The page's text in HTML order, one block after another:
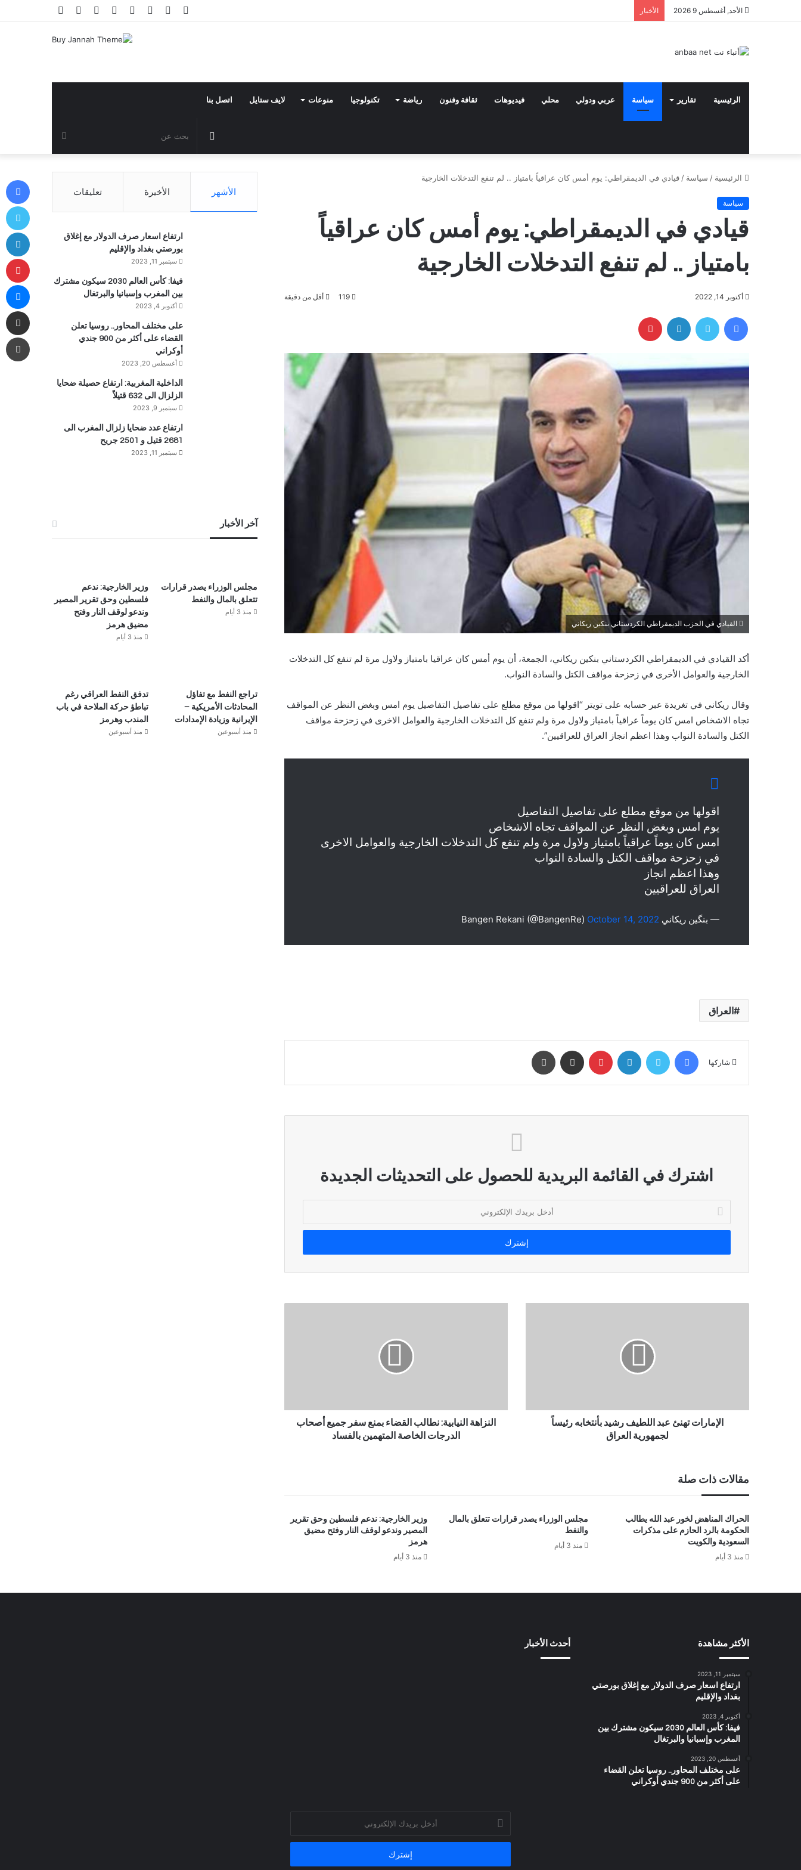
الأحد, أغسطس 9 2026 الأخبار
مقال تسجيل تيلقرام
انستقرام يوتيوب تويترفيسبوك
الرئيسية تقارير سياسة عربي ودولي محلي فيديوهات ثقافة وفنون رياضة تكنولوجيا منوعات لايف ستايل اتصل بنا
عن عشوائي
الرئيسية / سياسة / قيادي في الديمقراطي: يوم أمس كان عراقياً بامتياز .. لم تنفع التدخلات الخارجية
سياسة
قيادي في الديمقراطي: يوم أمس كان عراقياً
بامتياز .. لم تنفع التدخلات الخارجية
أكتوبر 14, 2022 119 أقل من دقيقة
فيسبوك تويتر لينكدإن
القيادي في الحزب الديمقراطي الكردستاني بنكين ريكاني
أكد القيادي في الديمقراطي الكردستاني بنكين ريكاني، الجمعة، أن يوم أمس كان عراقيا بامتياز ولاول مرة لم تنفع كل التدخلات
الخارجية والعوامل الأخرى في زحزحة مواقف الكتل والسادة النواب.
وقال ريكاني في تغريدة عبر حسابه على تويتر “اقولها من موقع مطلع على تفاصيل التفاصيل يوم امس وبغض النظر عن المواقف
تجاه الاشخاص امس كان يوماً عراقياً بامتياز ولاول مرة ولم تنفع كل التدخلات الخارجية والعوامل الاخرى في زحزحة مواقف
الكتل والسادة النواب وهذا اعظم انجاز العراق للعراقيين”.
اقولها من موقع مطلع على تفاصيل التفاصيل
يوم امس وبغض النظر عن المواقف تجاه الاشخاص
امس كان يوماً عراقياً بامتياز ولاول مرة ولم تنفع كل التدخلات الخارجية والعوامل الاخرى
في زحزحة مواقف الكتل والسادة النواب
وهذا اعظم انجاز
العراق للعراقيين
— بنگين ريكاني Bangen Rekani (@BangenRe) October 14, 2022
العراق
شاركها
فيسبوك تويتر لينكدإن بينتيريست مشاركة عبر البريد
اشترك في القائمة البريدية للحصول على التحديثات الجديدة
بريدك
الإلكتروني
الإمارات تهنئ عبد اللطيف رشيد بأنتخابه رئيساً
لجمهورية العراق
النزاهة النيابية: نطالب القضاء بمنع سفر جميع أصحاب
الدرجات الخاصة المتهمين بالفساد
مقالات ذات صلة
الحراك المناهض لخور عبد الله يطالب
الحكومة بالرد الحازم على مذكرات
السعودية والكويت
منذ 3 أيام
مجلس الوزراء يصدر قرارات تتعلق بالمال
والنفط
منذ 3 أيام
وزير الخارجية: ندعم فلسطين وحق تقرير
المصير وندعو لوقف النار وفتح مضيق
هرمز
منذ 3 أيام
الأشهر الأخيرة تعليقات
ارتفاع اسعار صرف الدولار مع إغلاق
بورصتي بغداد والإقليم
سبتمبر 11, 2023
فيفا: كأس العالم 2030 سيكون مشترك
بين المغرب وإسبانيا والبرتغال
أكتوبر 4, 2023
على مختلف المحاور.. روسيا تعلن
القضاء على أكثر من 900 جندي
أوكراني
أغسطس 20, 2023
الداخلية المغربية: ارتفاع حصيلة ضحايا
الزلزال الى 632 قتيلاً
سبتمبر 9, 2023
ارتفاع عدد ضحايا زلزال المغرب الى
2681 قتيل و 2501 جريح
سبتمبر 11, 2023
آخر الأخبار
مجلس الوزراء يصدر قرارات
تتعلق بالمال والنفط
منذ 3 أيام
وزير الخارجية: ندعم
فلسطين وحق تقرير المصير
وندعو لوقف النار وفتح
مضيق هرمز
منذ 3 أيام
تراجع النفط مع تفاؤل
المحادثات الأمريكية –
الإيرانية وزيادة الإمدادات
منذ أسبوعين
تدفق النفط العراقي رغم
تباطؤ حركة الملاحة في باب
المندب وهرمز
منذ أسبوعين
الأكثر مشاهدة
سبتمبر 11, 2023
ارتفاع اسعار صرف الدولار مع إغلاق بورصتي
بغداد والإقليم
أكتوبر 4, 2023
فيفا: كأس العالم 2030 سيكون مشترك بين
المغرب وإسبانيا والبرتغال
أغسطس 20, 2023
على مختلف المحاور.. روسيا تعلن القضاء
على أكثر من 900 جندي أوكراني
أحدث الأخبار
بريدك
الإلكتروني